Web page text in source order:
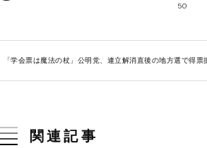
50
「学会票は魔法の杖」公明党、連立解消直後の地方選で得
関連記事